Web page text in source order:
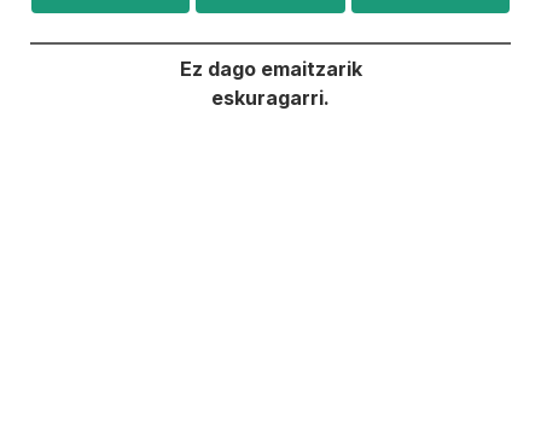
Ez dago emaitzarik
eskuragarri.